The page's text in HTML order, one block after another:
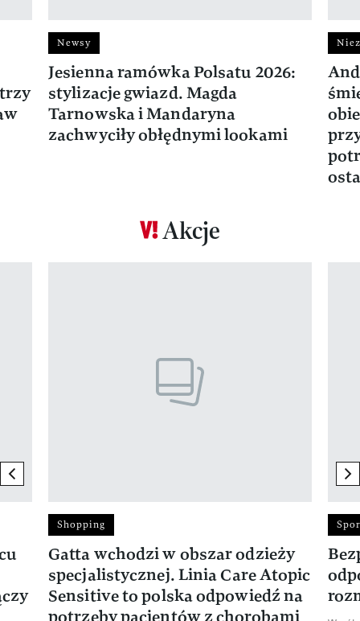
Newsy
Jesienna ramówka Polsatu 2026:
stylizacje gwiazd. Magda
Tarnowska i Mandaryna
zachwyciły obłędnymi lookami
Akcje
previous element
Shopping
Gatta wchodzi w obszar odzieży
specjalistycznej. Linia Care Atopic
Sensitive to polska odpowiedź na
potrzeby pacjentów z chorobami